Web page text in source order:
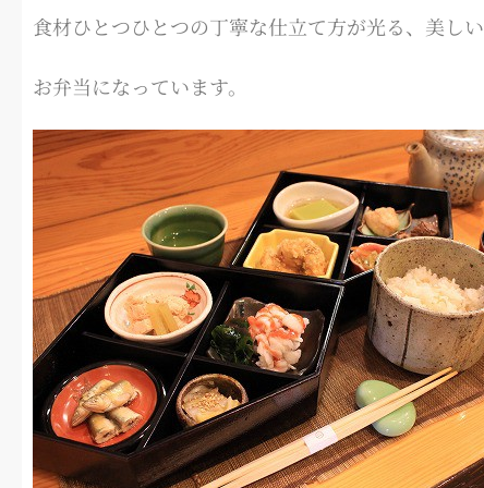
食材ひとつひとつの丁寧な仕立て方が光る、美しい
お弁当になっています。